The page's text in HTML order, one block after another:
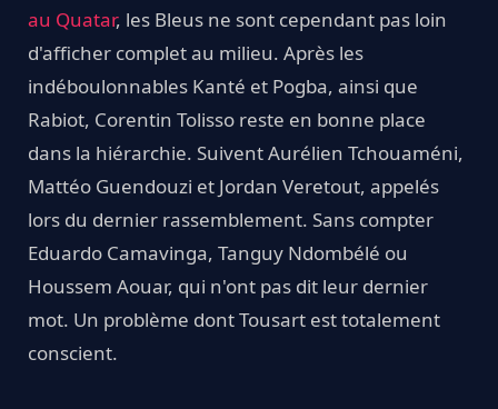
au Quatar, les Bleus ne sont cependant pas loin
d'afficher complet au milieu. Après les
indéboulonnables Kanté et Pogba, ainsi que
Rabiot, Corentin Tolisso reste en bonne place
dans la hiérarchie. Suivent Aurélien Tchouaméni,
Mattéo Guendouzi et Jordan Veretout, appelés
lors du dernier rassemblement. Sans compter
Eduardo Camavinga, Tanguy Ndombélé ou
Houssem Aouar, qui n'ont pas dit leur dernier
mot. Un problème dont Tousart est totalement
conscient.